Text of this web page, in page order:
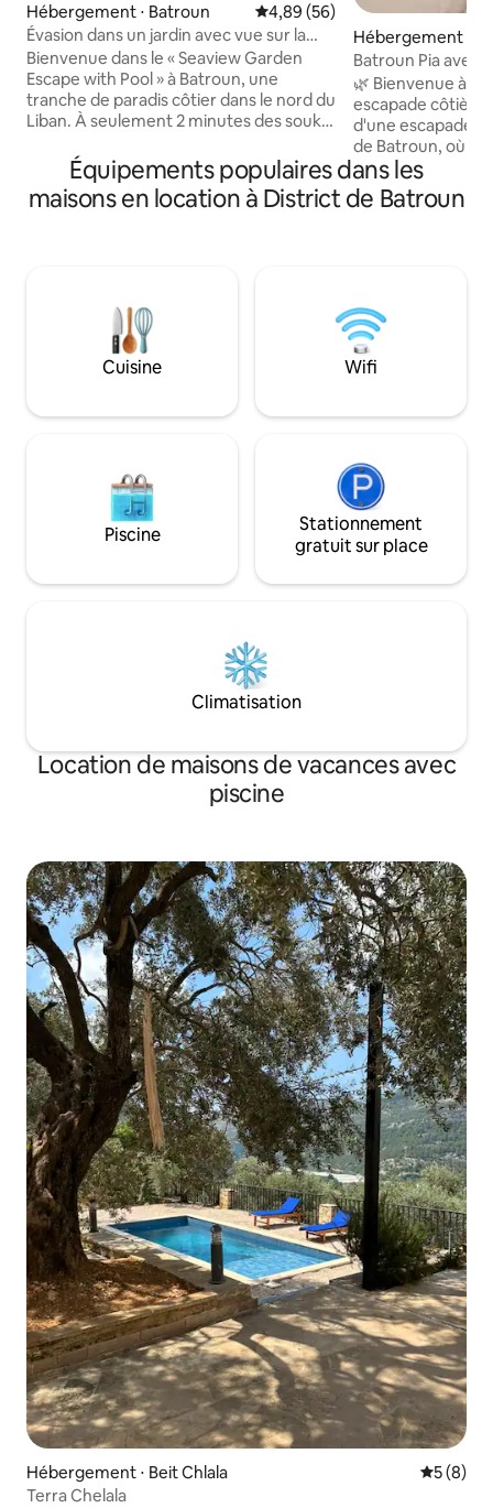
Hébergement ⋅ Batroun Évaluation moyenne sur la
4,89 (56)
Évasion dans un jardin avec vue sur la
mer
Bienvenue dans le « Seaview Garden
Escape with Pool » à Batroun, une
tranche de paradis côtier dans le nord du
Liban. À seulement 2 minutes des souks
retraite d'une chambre peut accueillir 4
personnes avec deux canapés-lits
Queen Size supplémentaires. Il offre
les amateurs de cuisine, un espace BBQ
vous attend. Profitez de l'électricité
24h/24, de la climatisation et d'un
parking gratuit.
Hébergement ⋅
Batroun Pia avec
souk
🌿 Bienvenue à
escapade côtière
d'une escapade
de Batroun, où
bord de mer
cadre local
couples qui
seulement 1
souk 🏘️, ce qui
du charme, des
l’atmosphère
Équipements populaires dans les
maisons en location à District de Batroun
Cuisine Wifi
Piscine
Stationnement
gratuit sur place
Climatisation
Location de maisons de vacances avec
piscine
Hébergement ⋅ Beit Chlala
5 (8)
Terra Chelala